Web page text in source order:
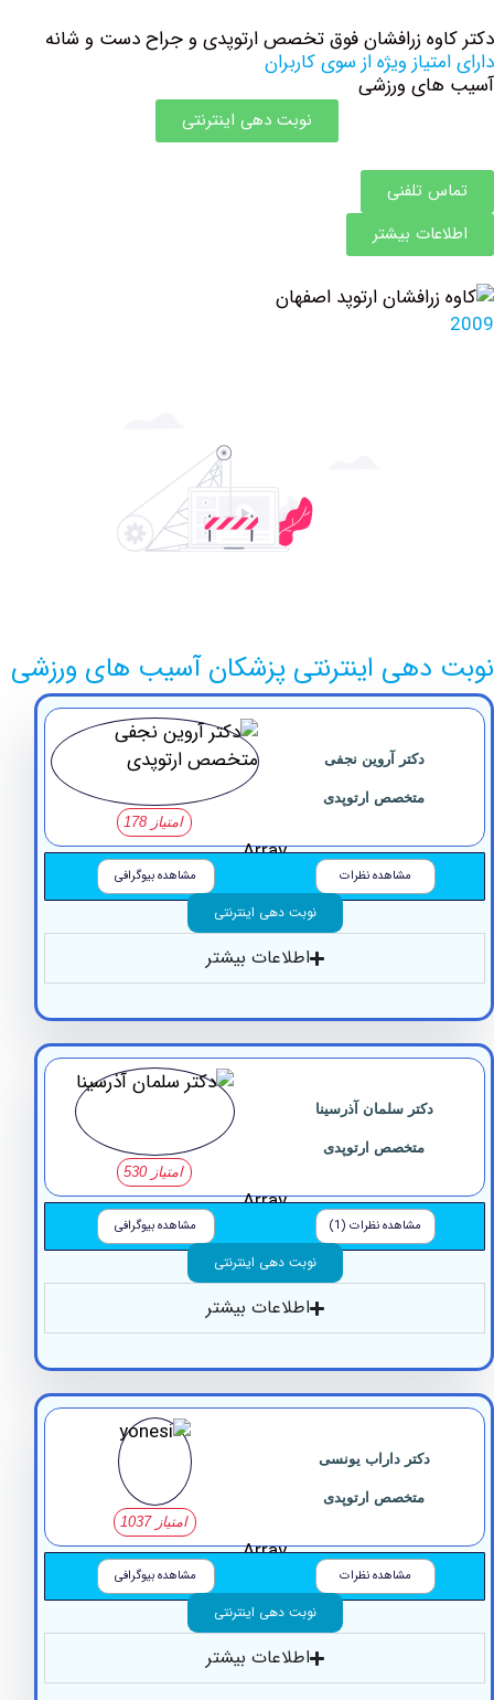
زرافشان فوق تخصص ارتوپدی و جراح دست و شانه
ویژه از سوی کاربران
ورزشی
نوبت دهی اینترنتی
تلفنی
بیشتر
اینترنتی پزشکان آسیب های ورزشی
دکتر آروین نجفی
متخصص ارتوپدی
Array
مشاهده نظرات مشاهده بیوگرافی
نوبت دهی اینترنتی
اطلاعات بیشتر
دکتر سلمان آذرسینا
متخصص ارتوپدی
Array
مشاهده نظرات (1) مشاهده بیوگرافی
نوبت دهی اینترنتی
اطلاعات بیشتر
دکتر داراب یونسی
متخصص ارتوپدی
Array
مشاهده نظرات مشاهده بیوگرافی
نوبت دهی اینترنتی
اطلاعات بیشتر